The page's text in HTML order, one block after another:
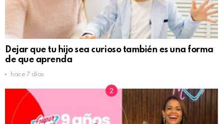
Dejar que tu hijo sea curioso también es una forma
de que aprenda
hace 7 días